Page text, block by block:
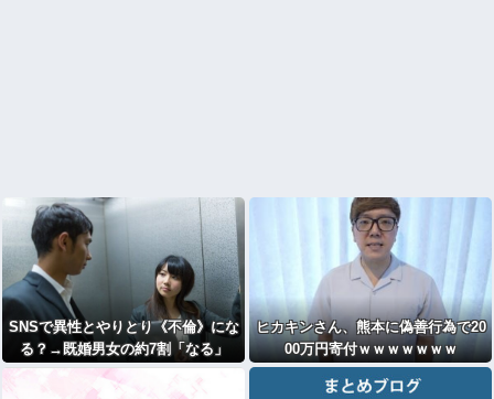
SNSで異性とやりとり《不倫》にな
る？→既婚男女の約7割「なる」
⇒！
ヒカキンさん、熊本に偽善行為で20
00万円寄付ｗｗｗｗｗｗｗ